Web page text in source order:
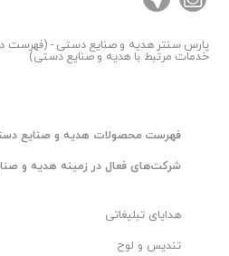
پارس سنترهدیه و صنایع دستی - (فهرست
خدمات مرتبط با هدیه و صنایع دستی)
فهرست محصولات هدیه و صنایع
شرکت‌های فعال در زمینه هدیه و
هدایای تبلیغاتی
تندیس و لوح